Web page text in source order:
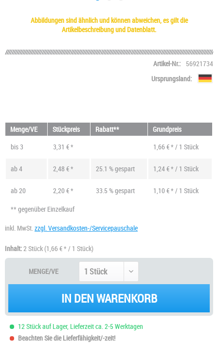
Abbildungen sind ähnlich und können abweichen, es gilt die
Artikelbeschreibung und Datenblatt.
Artikel-Nr.:
56921734
Ursprungsland:
Menge/VE Stückpreis Rabatt**
Grundpreis
bis 3 3,31 € * 1,66 € * / 1 Stück
ab4 2,48 € * 25.1 % gespart 1,24 € * / 1 Stück
ab20 2,20 € * 33.5 % gespart
1,10 € * / 1 Stück
** gegenüber Einzelkauf
inkl. MwSt. zzgl. Versandkosten-/Servicepauschale
Inhalt:2 Stück (1,66 € * / 1 Stück)
MENGE/VE
IN DEN WARENKORB
12 Stück auf Lager, Lieferzeit ca. 2-5 Werktagen
Beachten Sie die Lieferfähigkeit/-zeit!